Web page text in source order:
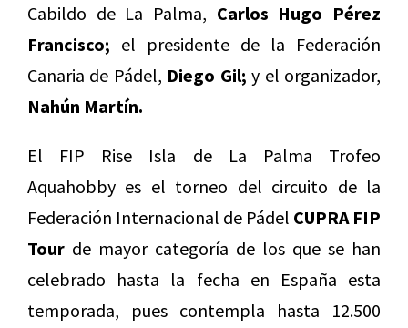
Cabildo de La Palma, Carlos Hugo Pérez
Francisco; el presidente de la Federación
Canaria de Pádel, Diego Gil; y el organizador,
Nahún Martín.
El FIP Rise Isla de La Palma Trofeo
Aquahobby es el torneo del circuito de la
Federación Internacional de Pádel CUPRA FIP
Tour de mayor categoría de los que se han
celebrado hasta la fecha en España esta
temporada, pues contempla hasta 12.500